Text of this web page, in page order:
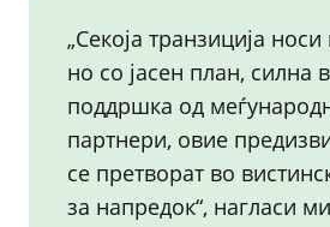
„Секоја транзиција
но со јасен план, силна
поддршка од
партнери, овие
се претворат во
за напредок“, нагласи